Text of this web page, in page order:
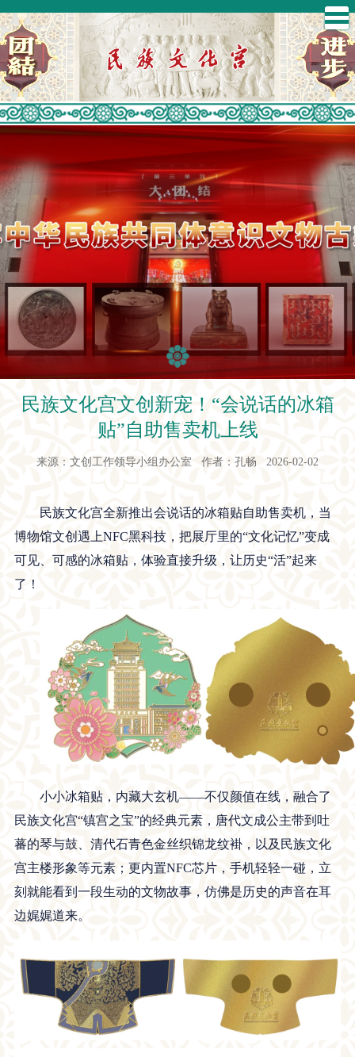
民族文化宫文创新宠！“会说话的冰箱
贴”自助售卖机上线
来源：文创工作领导小组办公室 作者：孔畅 2026-02-02
民族文化宫全新推出会说话的冰箱贴自助售卖机，当
博物馆文创遇上NFC黑科技，把展厅里的“文化记忆”变成
可见、可感的冰箱贴，体验直接升级，让历史“活”起来
了！
小小冰箱贴，内藏大玄机——不仅颜值在线，融合了
民族文化宫“镇宫之宝”的经典元素，唐代文成公主带到吐
蕃的琴与鼓、清代石青色金丝织锦龙纹褂，以及民族文化
宫主楼形象等元素；更内置NFC芯片，手机轻轻一碰，立
刻就能看到一段生动的文物故事，仿佛是历史的声音在耳
边娓娓道来。